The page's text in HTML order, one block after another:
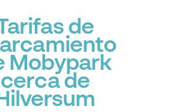
de
Mobypark
cerca de